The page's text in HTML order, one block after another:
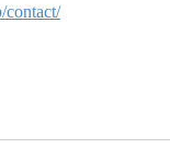
contact/